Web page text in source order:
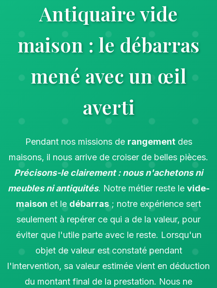
Antiquaire vide
maison : le débarras
mené avec un œil
averti
Pendant nos missions de rangementdes
maisons, il nous arrive de croiser de belles pièces.
Précisons-le clairement : nous n'achetons ni
meubles ni antiquités. Notre métier reste le vide-
maison et le débarras; notre expérience sert
seulement à repérer ce qui a de la valeur, pour
éviter que l'utile parte avec le reste. Lorsqu'un
objet de valeur est constaté pendant
l'intervention, sa valeur estimée vient en déduction
du montant final de la prestation. Nous ne